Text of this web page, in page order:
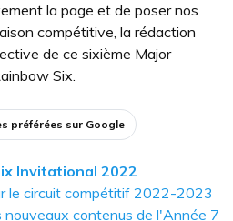
la page et de poser nos
compétitive, la rédaction
de ce sixième Major
Six.
préférées sur Google
Invitational 2022
le circuit compétitif 2022-2023
nouveaux contenus de l'Année 7